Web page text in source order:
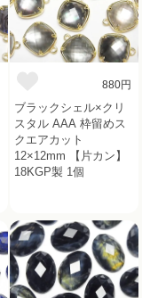
880円
ブラックシェル×クリ
スタル AAA 枠留めス
クエアカット
12×12mm 【片カン】
18KGP製 1個